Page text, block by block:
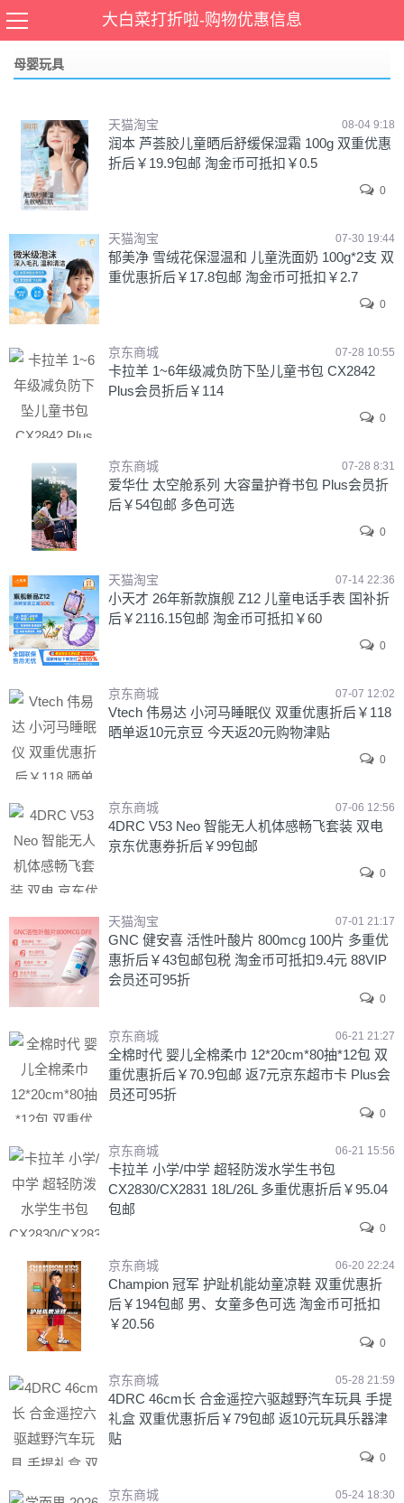
大白菜打折啦-购物优惠信息
当前位置： 个护化妆,母婴玩具
母婴玩具
天猫淘宝 08-04 9:18
润本 芦荟胶儿童晒后舒缓保湿霜 100g 双重优惠
折后￥19.9包邮 淘金币可抵扣￥0.5
0
天猫淘宝 07-30 19:44
郁美净 雪绒花保湿温和 儿童洗面奶 100g*2支 双
重优惠折后￥17.8包邮 淘金币可抵扣￥2.7
0
京东商城 07-28 10:55
卡拉羊 1~6年级减负防下坠儿童书包 CX2842
Plus会员折后￥114
0
京东商城 07-28 8:31
爱华仕 太空舱系列 大容量护脊书包 Plus会员折
后￥54包邮 多色可选
0
天猫淘宝 07-14 22:36
小天才 26年新款旗舰 Z12 儿童电话手表 国补折
后￥2116.15包邮 淘金币可抵扣￥60
0
京东商城 07-07 12:02
Vtech 伟易达 小河马睡眠仪 双重优惠折后￥118
晒单返10元京豆 今天返20元购物津贴
0
京东商城 07-06 12:56
4DRC V53 Neo 智能无人机体感畅飞套装 双电
京东优惠券折后￥99包邮
0
天猫淘宝 07-01 21:17
GNC 健安喜 活性叶酸片 800mcg 100片 多重优
惠折后￥43包邮包税 淘金币可抵扣9.4元 88VIP
会员还可95折
0
京东商城 06-21 21:27
全棉时代 婴儿全棉柔巾 12*20cm*80抽*12包 双
重优惠折后￥70.9包邮 返7元京东超市卡 Plus会
员还可95折
0
京东商城 06-21 15:56
卡拉羊 小学/中学 超轻防泼水学生书包
CX2830/CX2831 18L/26L 多重优惠折后￥95.04
包邮
0
京东商城 06-20 22:24
Champion 冠军 护趾机能幼童凉鞋 双重优惠折
后￥194包邮 男、女童多色可选 淘金币可抵扣
￥20.56
0
京东商城 05-28 21:59
4DRC 46cm长 合金遥控六驱越野汽车玩具 手提
礼盒 双重优惠折后￥79包邮 返10元玩具乐器津
贴
0
京东商城 05-24 18:30